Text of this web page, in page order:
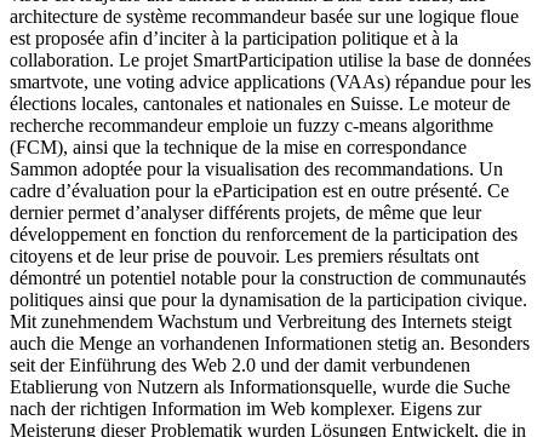
architecture de système recommandeur basée sur une logique floue
est proposée afin d’inciter à la participation politique et à la
collaboration. Le projet SmartParticipation utilise la base de données
smartvote, une voting advice applications (VAAs) répandue pour les
élections locales, cantonales et nationales en Suisse. Le moteur de
recherche recommandeur emploie un fuzzy c-means algorithme
(FCM), ainsi que la technique de la mise en correspondance
Sammon adoptée pour la visualisation des recommandations. Un
cadre d’évaluation pour la eParticipation est en outre présenté. Ce
dernier permet d’analyser différents projets, de même que leur
développement en fonction du renforcement de la participation des
citoyens et de leur prise de pouvoir. Les premiers résultats ont
démontré un potentiel notable pour la construction de communautés
politiques ainsi que pour la dynamisation de la participation civique.
Mit zunehmendem Wachstum und Verbreitung des Internets steigt
auch die Menge an vorhandenen Informationen stetig an. Besonders
seit der Einführung des Web 2.0 und der damit verbundenen
Etablierung von Nutzern als Informationsquelle, wurde die Suche
nach der richtigen Information im Web komplexer. Eigens zur
Meisterung dieser Problematik wurden Lösungen Entwickelt, die in